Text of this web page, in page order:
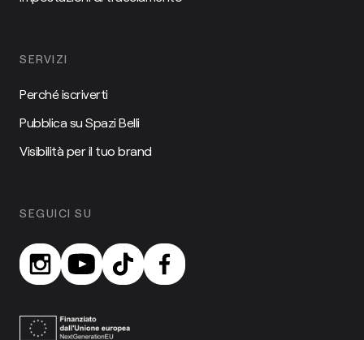
SERVIZI
Perché iscriverti
Pubblica su Spazi Belli
Visibilità per il tuo brand
SEGUICI SU